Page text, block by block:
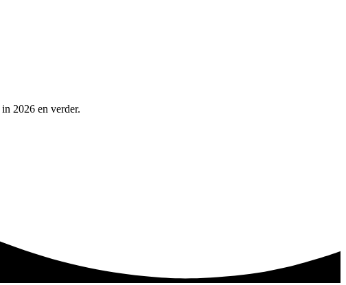
2026 en verder.